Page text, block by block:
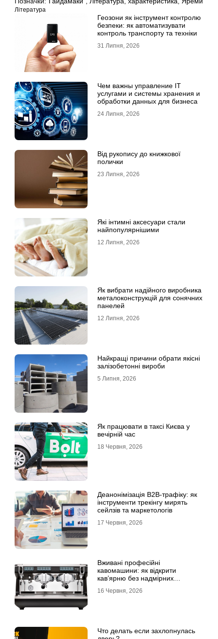
Література
Геозони як інструмент контролю
безпеки: як автоматизувати
контроль транспорту та техніки
31 Липня, 2026
Чем важны управление IT
услугами и системы хранения и
обработки данных для бизнеса
24 Липня, 2026
Від рукопису до книжкової
полички
23 Липня, 2026
Які інтимні аксесуари стали
найпопулярнішими
12 Липня, 2026
Як вибрати надійного виробника
металоконструкцій для сонячних
панелей
12 Липня, 2026
Найкращі причини обрати якісні
залізобетонні вироби
5 Липня, 2026
Як працювати в таксі Києва у
вечірній час
18 Червня, 2026
Деанонімізація B2B-трафіку: як
інструменти трекінгу мирять
сейлзів та маркетологів
17 Червня, 2026
Вживані професійні
кавомашини: як відкрити
кав’ярню без надмірних
16 Червня, 2026
Что делать если захлопнулась